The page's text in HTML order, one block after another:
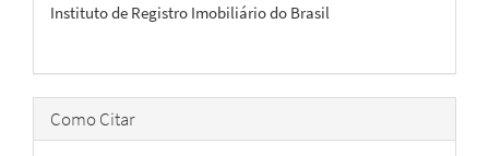
Instituto de Registro Imobiliário do Brasil
Como Citar